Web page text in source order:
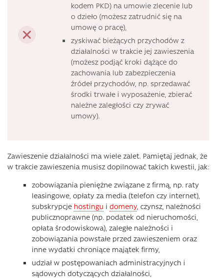
kodem PKD) na umowie zlecenie lub
o dzieło (możesz zatrudnić się na
umowę o pracę),
zyskiwać bieżących przychodów z
działalności w trakcie jej zawieszenia
(możesz podjąć kroki dążące do
zachowania lub zabezpieczenia
źródeł przychodów, np. sprzedawać
środki trwałe i wyposażenie, zbierać
należne zaległości czy zrywać
umowy).
Zawieszenie działalności ma wiele zalet. Pamiętaj jednak, że
w trakcie zawieszenia musisz dopilnować takich kwestii, jak:
zobowiązania pieniężne związane z firmą, np. raty
leasingowe, opłaty za media (telefon czy internet),
subskrypcje hostingu i domeny, czynsz, należności
publicznoprawne (np. podatek od nieruchomości,
opłata środowiskowa), zaległe należności i
zobowiązania powstałe przed zawieszeniem oraz
inne wydatki chroniące majątek firmy,
udział w postępowaniach administracyjnych i
sądowych dotyczących działalności,